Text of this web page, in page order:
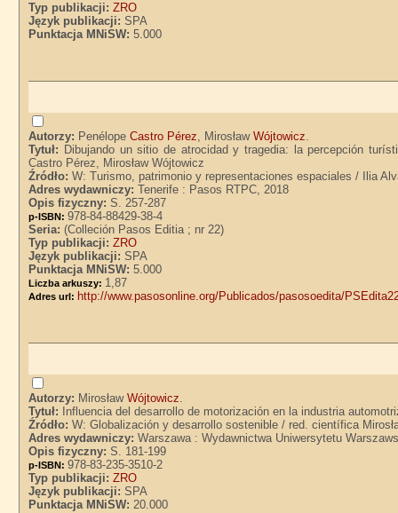
Typ publikacji:ZRO
Język publikacji:SPA
Punktacja MNiSW:5.000
Autorzy: PenélopeCastro Pérez, MirosławWójtowicz.
Tytuł: Dibujando un sitio de atrocidad y tragedia: la percepción
Castro Pérez, Mirosław Wójtowicz
Źródło:W: Turismo, patrimonio y representaciones espaciales / Ilia
Adres wydawniczy:Tenerife : Pasos RTPC, 2018
Opis fizyczny:S. 257-287
p-ISBN:978-84-88429-38-4
Seria:(Colleción Pasos Editia ; nr 22)
Typ publikacji:ZRO
Język publikacji:SPA
Punktacja MNiSW:5.000
Liczba arkuszy: 1,87
Adres url: http://www.pasosonline.org/Publicados/pasosoedita/
Autorzy: MirosławWójtowicz.
Tytuł:
Influencia del desarrollo de motorización en la industria
Źródło:W: Globalización y desarrollo sostenible / red. científica
Adres wydawniczy:Warszawa : Wydawnictwa Uniwersytetu
Opis fizyczny:S. 181-199
p-ISBN:978-83-235-3510-2
Typ publikacji:ZRO
Język publikacji:SPA
Punktacja MNiSW:20.000